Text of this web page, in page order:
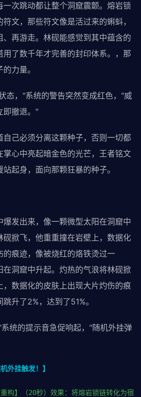
次跳动都让整个洞窟震颤。熔岩锁
文，那些符文像是活过来的蝌蚪，
再游走。林砚能感觉到其中蕴含的
了数千年才完善的封印体系。，那
力量。
态，"系统的警告突然变成红色，"威
即撤退。"
自己必须分离这颗种子，否则一切都
掌心中亮起暗金色的光芒，王者铭文
起身，面向那颗狂暴的种子。
爆发出来，像一颗微型太阳在洞窟中
砚掀飞，他重重撞在岩壁上，数据化
的痕迹，像被烧红的烙铁烫过一
洞窟中升起。灼热的气浪将林砚掀
，数据化的皮肤上出现大片灼伤的痕
升了2%，达到了51%。
统的提示音急促响起，"随机外挂弹
外挂触发！】
构】（20秒）效果：将熔岩锁链转化为宿